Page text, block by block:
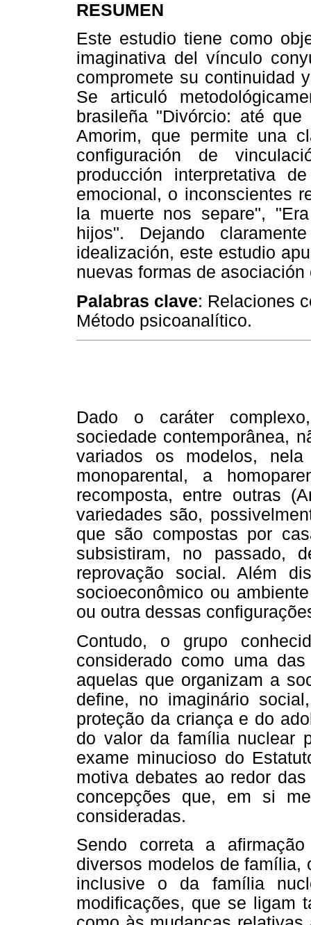
RESUMEN
Este estudio tiene como
imaginativa del vínculo
compromete su continuidad
Se articuló
brasileña "Divórcio: até
Amorim, que permite una
configuración de
producción interpretativa
emocional, o inconscientes
la muerte nos separe",
hijos". Dejando
idealización, este estudio
nuevas formas de
Palabras clave: Relaciones
Método psicoanalítico.
Dado o caráter
sociedade contemporânea,
variados os modelos,
monoparental, a
recomposta, entre outras
variedades são,
que são compostas por
subsistiram, no passado,
reprovação social. Além
socioeconômico ou
ou outra dessas
Contudo, o grupo
considerado como uma
aquelas que organizam a
define, no imaginário
proteção da criança e do
do valor da família nuclear
exame minucioso do
motiva debates ao redor
concepções que, em si
consideradas.
Sendo correta a
diversos modelos de família,
inclusive o da família
modificações, que se ligam